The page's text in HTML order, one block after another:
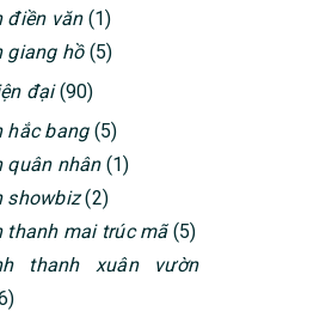
điền văn(1)
giang hồ(5)
đại(90)
hắc bang(5)
quân nhân(1)
showbiz(2)
thanh mai trúc mã(5)
thanh xuân vườn